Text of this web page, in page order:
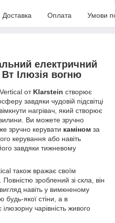
Доставка Оплата Умови
електричний
Ілюзія вогню
от Klarstein створює
завдяки чудовій підсвітці
нагрівач, який створює
Ви можете зручно
зручно керувати каміном за
керування або навіть
завдяки тижневому
також вражає своїм
зроблений зі скла, він
навіть у вимкненому
будь-якої стіни, а в
чарівність живого